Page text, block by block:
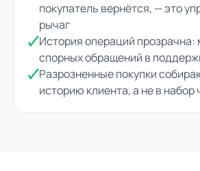
покупатель вернётся, — это
рычаг
История операций
спорных обращений в
Разрозненные покупки
историю клиента, а не в набор